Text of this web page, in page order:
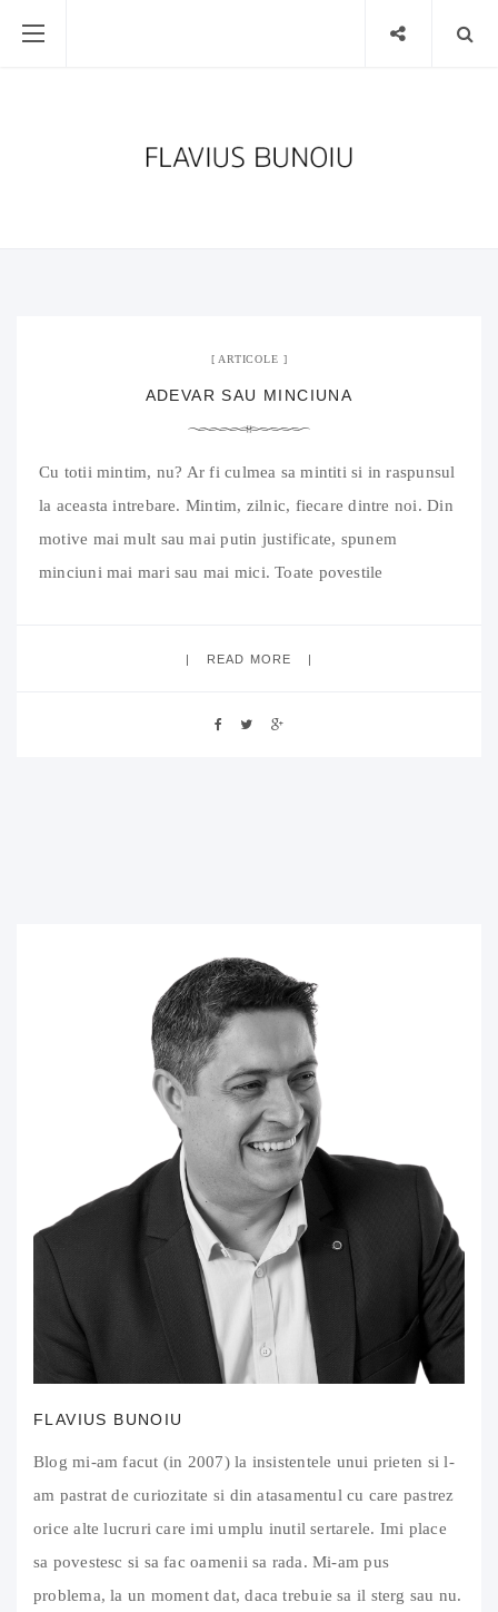
ARTICOLE
ADEVAR SAU MINCIUNA
Cu totii mintim, nu? Ar fi culmea sa mintiti si in raspunsul
la aceasta intrebare. Mintim, zilnic, fiecare dintre noi. Din
motive mai mult sau mai putin justificate, spunem
minciuni mai mari sau mai mici. Toate povestile
READ MORE
FLAVIUS BUNOIU
Blog mi-am facut (in 2007) la insistentele unui prieten si l-
am pastrat de curiozitate si din atasamentul cu care pastrez
orice alte lucruri care imi umplu inutil sertarele. Imi place
sa povestesc si sa fac oamenii sa rada. Mi-am pus
problema, la un moment dat, daca trebuie sa il sterg sau nu.